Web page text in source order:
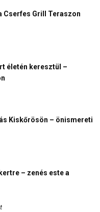
Cserfes Grill Teraszon
életén keresztül –
Kiskőrösön – önismereti
– zenés este a